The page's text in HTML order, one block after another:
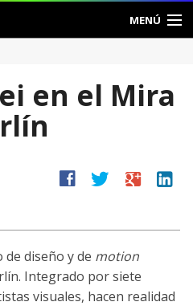
MENÚ
en el Mira
facebook twitter google linkedin
diseño y de motion
Integrado por siete
visuales, hacen realidad